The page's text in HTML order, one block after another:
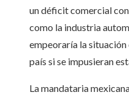
un déficit comercial con
como la industria
empeoraría la
país si se impusieran
La mandataria